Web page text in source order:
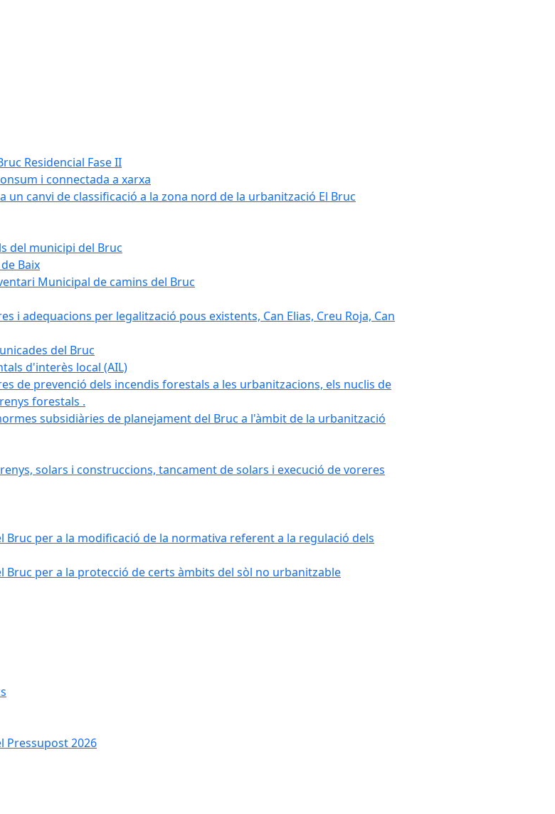
Residencial Fase II
i connectada a xarxa
canvi de classificació a la zona nord de la urbanització El Bruc
del municipi del Bruc
Baix
Municipal de camins del Bruc
adequacions per legalització pous existents, Can Elias, Creu Roja, Can
del Bruc
d'interès local (AIL)
de prevenció dels incendis forestals a les urbanitzacions, els nuclis de
forestals .
subsidiàries de planejament del Bruc a l'àmbit de la urbanització
solars i construccions, tancament de solars i execució de voreres
per a la modificació de la normativa referent a la regulació dels
Bruc per a la protecció de certs àmbits del sòl no urbanitzable
Pressupost 2026